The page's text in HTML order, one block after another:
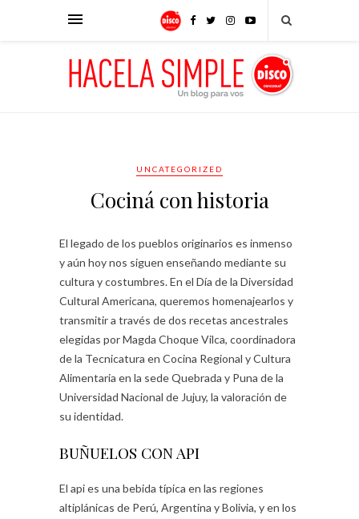
UNCATEGORIZED
Cociná con historia
El legado de los pueblos originarios es inmenso
y aún hoy nos siguen enseñando mediante su
cultura y costumbres. En el Día de la Diversidad
Cultural Americana, queremos homenajearlos y
transmitir a través de dos recetas ancestrales
elegidas por Magda Choque Vilca, coordinadora
de la Tecnicatura en Cocina Regional y Cultura
Alimentaria en la sede Quebrada y Puna de la
Universidad Nacional de Jujuy, la valoración de
su identidad.
BUÑUELOS CON API
El api es una bebida típica en las regiones
altiplánicas de Perú, Argentina y Bolivia, y en los